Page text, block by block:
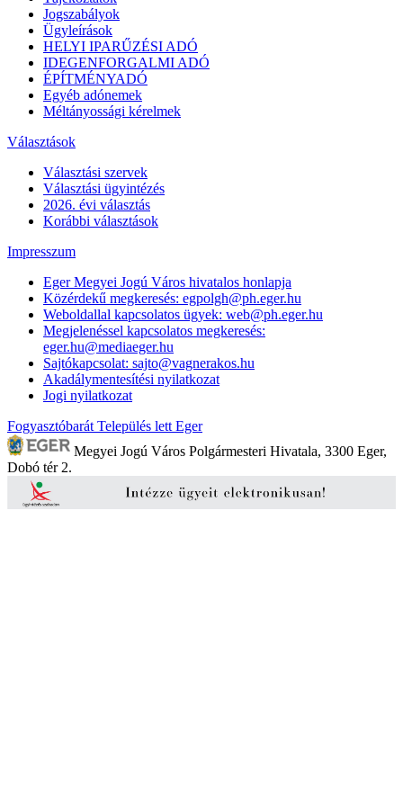
Jogszabályok
Ügyleírások
HELYI IPARŰZÉSI ADÓ
IDEGENFORGALMI ADÓ
ÉPÍTMÉNYADÓ
Egyéb adónemek
Méltányossági kérelmek
Választások
Választási szervek
Választási ügyintézés
2026. évi választás
Korábbi választások
Impresszum
Eger Megyei Jogú Város hivatalos honlapja
Közérdekű megkeresés: egpolgh@ph.eger.hu
Weboldallal kapcsolatos ügyek: web@ph.eger.hu
Megjelenéssel kapcsolatos megkeresés:
eger.hu@mediaeger.hu
Sajtókapcsolat: sajto@vagnerakos.hu
Akadálymentesítési nyilatkozat
Jogi nyilatkozat
Fogyasztóbarát Település lett Eger
Megyei Jogú Város Polgármesteri Hivatala, 3300 Eger,
Dobó tér 2.